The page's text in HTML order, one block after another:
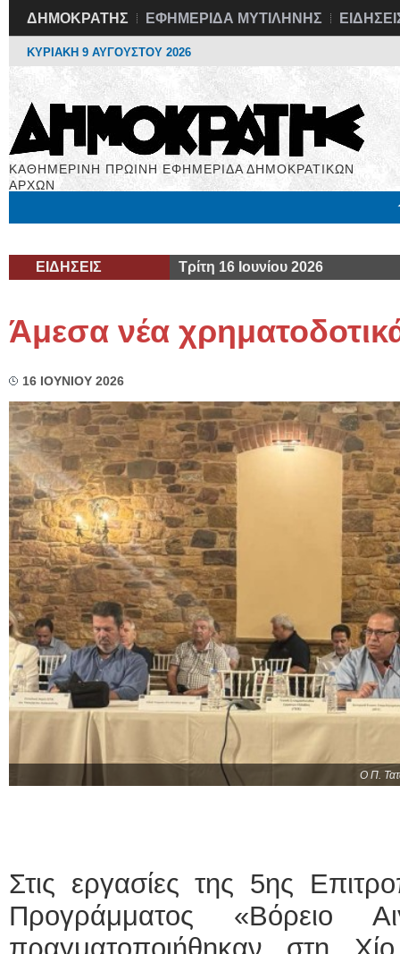
ΔΗΜΟΚΡΑΤΗΣ ΕΦΗΜΕΡΙΔΑ ΜΥΤΙΛΗΝΗΣ
ΚΥΡΙΑΚΗ 9 ΑΥΓΟΥΣΤΟΥ 2026
ΚΑΘΗΜΕΡΙΝΗ ΠΡΩΙΝΗ ΕΦΗΜΕΡΙΔΑ ΔΗΜΟΚΡΑΤΙΚΩΝ
ΑΡΧΩΝ
ΕΙΔΗΣΕΙΣ Τρίτη 16 Ιουνίου 2026
Άμεσα νέα
16 ΙΟΥΝΙΟΥ 2026
Ο Π.
Στις εργασίες της 5ης
Προγράμματος «Βόρειο
Holter